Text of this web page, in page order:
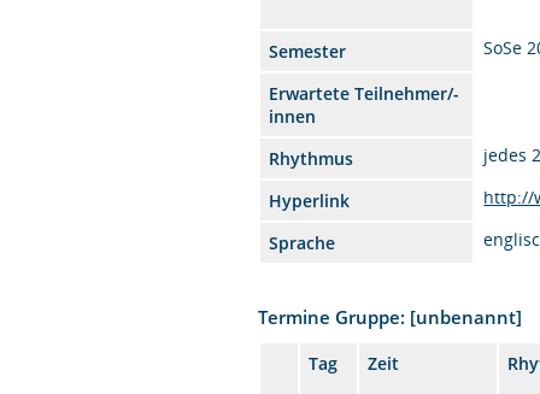
Semester
SoSe
Erwartete Teilnehmer/-
innen
Rhythmus
jedes
Hyperlink
http://
Sprache
Termine Gruppe: [unbenannt]
Tag Zeit